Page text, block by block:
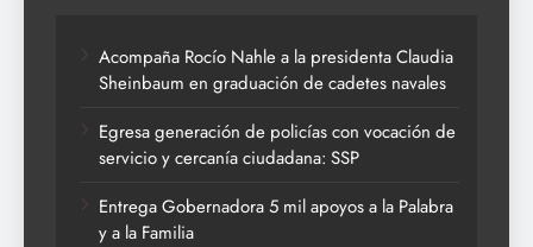
Acompaña Rocío Nahle a la presidenta Claudia
Sheinbaum en graduación de cadetes navales
Egresa generación de policías con vocación de
servicio y cercanía ciudadana: SSP
Entrega Gobernadora 5 mil apoyos a la Palabra
y a la Familia